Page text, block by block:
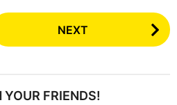
NEXT
FRIENDS!